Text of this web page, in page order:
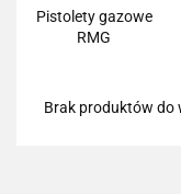
Pistolety gazowe
RMG
Brak produktów do